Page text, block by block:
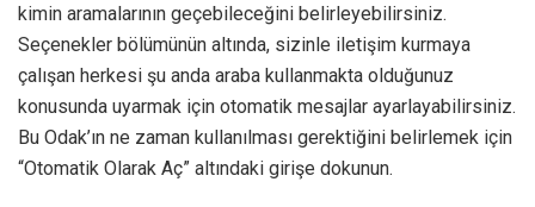
kimin aramalarının geçebileceğini belirleyebilirsiniz.
Seçenekler bölümünün altında, sizinle iletişim kurmaya
çalışan herkesi şu anda araba kullanmakta olduğunuz
konusunda uyarmak için otomatik mesajlar ayarlayabilirsiniz.
Bu Odak’ın ne zaman kullanılması gerektiğini belirlemek için
“Otomatik Olarak Aç” altındaki girişe dokunun.